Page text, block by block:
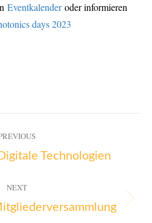
Eventkalenderoder informieren
days 2023
Technologien
NEXT